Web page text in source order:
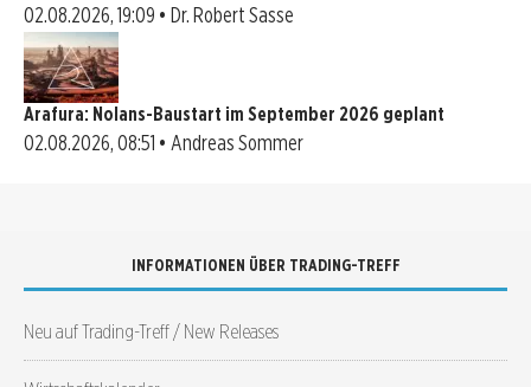
02.08.2026, 19:09 • Dr. Robert Sasse
Arafura: Nolans-Baustart im September 2026 geplant
02.08.2026, 08:51 • Andreas Sommer
INFORMATIONEN ÜBER TRADING-TREFF
Neu auf Trading-Treff / New Releases